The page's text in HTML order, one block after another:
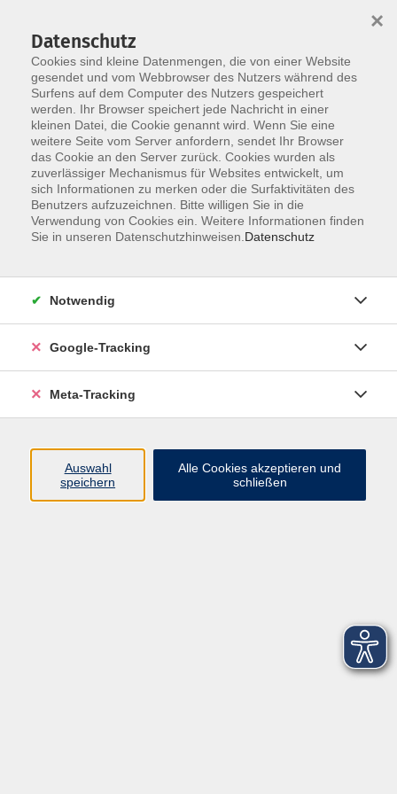
Skip to main content
Der Kurs konnte nicht gefunden werden.
Über uns
Datenschutz
Cookies sind kleine Datenmengen, die von einer Website
gesendet und vom Webbrowser des Nutzers während des
Surfens auf dem Computer des Nutzers gespeichert
werden. Ihr Browser speichert jede Nachricht in einer
kleinen Datei, die Cookie genannt wird. Wenn Sie eine
weitere Seite vom Server anfordern, sendet Ihr Browser
das Cookie an den Server zurück. Cookies wurden als
zuverlässiger Mechanismus für Websites entwickelt, um
sich Informationen zu merken oder die Surfaktivitäten des
Benutzers aufzuzeichnen. Bitte willigen Sie in die
Verwendung von Cookies ein. Weitere Informationen finden
Sie in unseren Datenschutzhinweisen. Datenschutz
×
Notwendig
Google-Tracking
Meta-Tracking
Auswahl
speichern
Alle Cookies akzeptieren und
schließen